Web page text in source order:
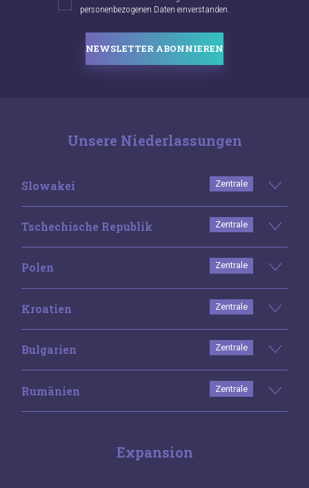
personenbezogenen Daten einverstanden.
NEWSLETTER ABONNIEREN
Unsere Niederlassungen
Slowakei Zentrale
Tschechische Republik Zentrale
Polen Zentrale
Kroatien Zentrale
Bulgarien Zentrale
Rumänien Zentrale
Expansion